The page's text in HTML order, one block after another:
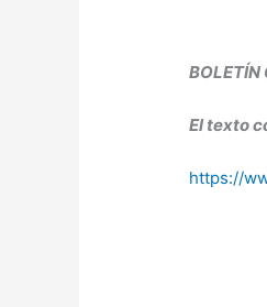
El texto
https://